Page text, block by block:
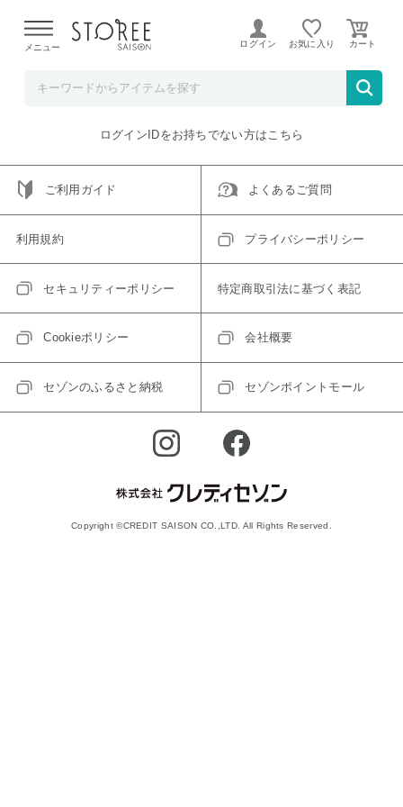
よる配送遅延が発生しております。
メニュー ログイン お気に入り
ご指定のアイテムは取り扱い終了、またはただいま取り扱い
トップへ戻る
ログインIDをお持ちでない方はこちら
ご利用ガイド よくあるご質問
利用規約 プライバシーポリシー
セキュリティーポリシー 特定商取引法に基づく表記
Cookieポリシー 会社概要
セゾンのふるさと納税 セゾンポイントモール
Copyright ©CREDIT SAISON CO.,LTD. All Rights Reserved.